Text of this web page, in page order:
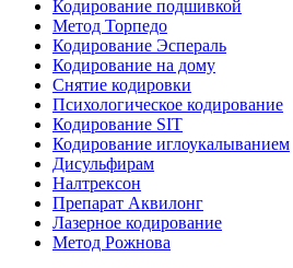
Кодирование подшивкой
Метод Торпедо
Кодирование Эспераль
Кодирование на дому
Снятие кодировки
Психологическое кодирование
Кодирование SIT
Кодирование иглоукалыванием
Дисульфирам
Налтрексон
Препарат Аквилонг
Лазерное кодирование
Метод Рожнова